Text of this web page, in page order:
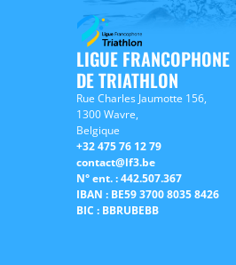
LIGUE FRANCOPHONE
DE TRIATHLON
Rue Charles Jaumotte 156,
1300 Wavre,
Belgique
+32 475 76 12 79
contact@lf3.be
N° ent. : 442.507.367
IBAN : BE59 3700 8035 8426
BIC : BBRUBEBB